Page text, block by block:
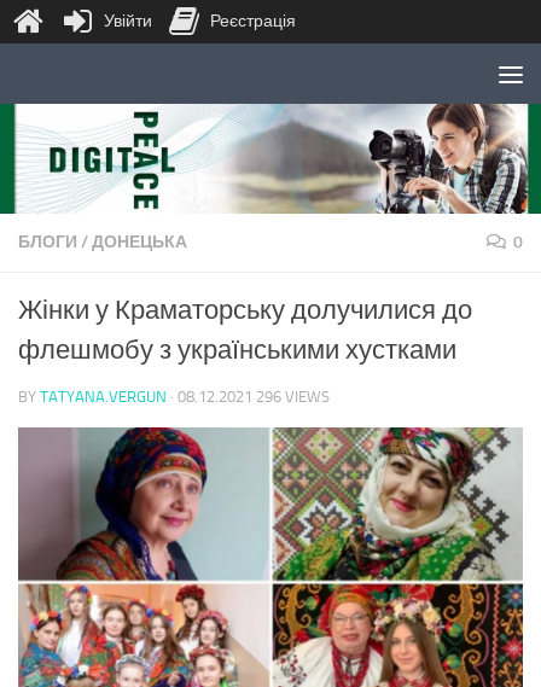
Skip to content
БЛОГИ /ДОНЕЦЬКА 0
Жінки у Краматорську долучилися до
флешмобу з українськими хустками
BY TATYANA.VERGUN · 08.12.2021 296 VIEWS
Увійти Реєстрація